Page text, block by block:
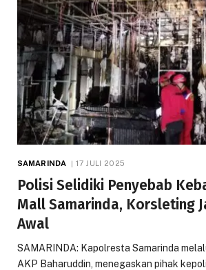
SAMARINDA 17 JULI 2025
Polisi Selidiki Penyebab
Mall Samarinda, Korsleting
Awal
SAMARINDA: Kapolresta Samarinda
AKP Baharuddin, menegaskan pihak